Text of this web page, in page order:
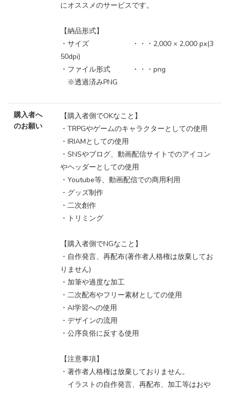
にオススメのサービスです。
【納品形式】
・サイズ ・・・2,000 × 2,000 px(3
50dpi)
・ファイル形式 ・・・png
※透過済みPNG
購入者へ
のお願い
【購入者側でOKなこと】
・TRPGやゲームのキャラクターとしての使用
・IRIAMとしての使用
・SNSやブログ、動画配信サイトでのアイコン
やヘッダーとしての使用
・Youtube等、動画配信での商用利用
・グッズ制作
・二次創作
・トリミング
【購入者側でNGなこと】
・自作発言、再配布(著作者人格権は放棄してお
りません)
・加筆や過度な加工
・二次配布やフリー素材としての使用
・AI学習への使用
・デザインの流用
・公序良俗に反する使用
【注意事項】
・著作者人格権は放棄しておりません。
イラストの自作発言、再配布、加工等はおや